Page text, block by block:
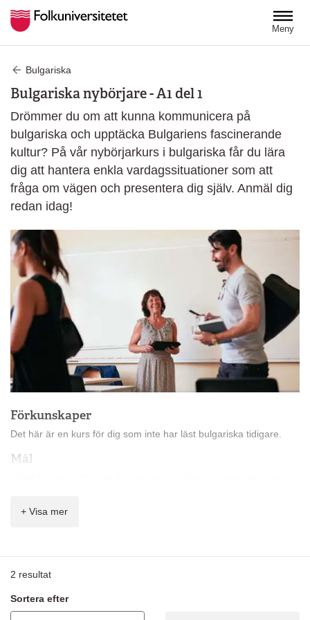
Meny
Bulgariska
Bulgariska nybörjare - A1 del 1
Drömmer du om att kunna kommunicera på
bulgariska och upptäcka Bulgariens fascinerande
kultur? På vår nybörjarkurs i bulgariska får du lära
dig att hantera enkla vardagssituationer som att
fråga om vägen och presentera dig själv. Anmäl dig
redan idag!
Förkunskaper
Det här är en kurs för dig som inte har läst bulgariska tidigare.
Mål
Innehåll
presentera dig själv och andra
introduktion till målspråkets kultur och samhällsliv
+ Visa mer
2 resultat
Sortera efter